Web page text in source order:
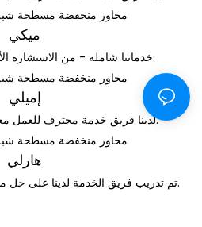
ميكي
خدماتنا شاملة - من الاستشارة الأولية إلى الدعم بعد البيع.
إميلي
لدينا فريق خدمة محترف للعمل معك طوال العملية بأكملها.
هارلي
تم تدريب فريق الخدمة لدينا على حل مشكلة العميل خلال 24 ساعة.